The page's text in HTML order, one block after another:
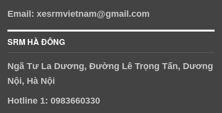
Email: xesrmvietnam@gmail.com
SRM HÀ ĐÔNG
Ngã Tư La Dương, Đường Lê Trọng Tấn, Dương
Nội, Hà Nội
Hotline 1: 0983660330